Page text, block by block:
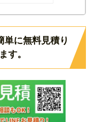
に無料見積り
す。